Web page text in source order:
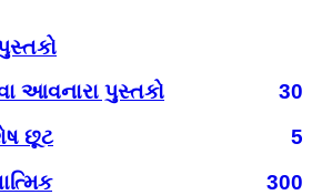
આવનારા પુસ્તકો
30
છૂટ
5
300